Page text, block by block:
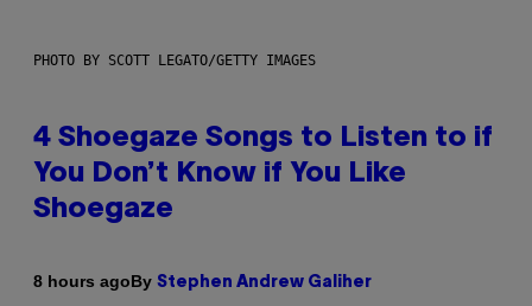
PHOTO BY SCOTT LEGATO/GETTY IMAGES
4 Shoegaze Songs to Listen to if
You Don’t Know if You Like
Shoegaze
8 hours agoBy Stephen Andrew Galiher